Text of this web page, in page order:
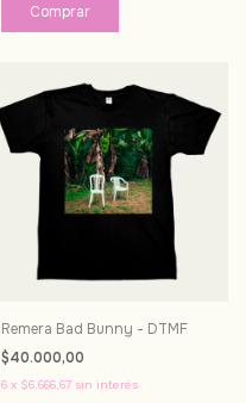
Comprar
Remera Bad Bunny - DTMF
$40.000,00
6 x $6.666,67 sin interés